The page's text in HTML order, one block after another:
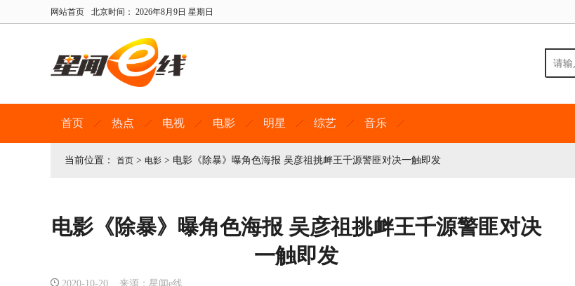
网站首页 北京时间： 2026年8月9日 星期日
首页 热点 电视 电影 明星 综艺 音乐
当前位置： 首页 > 电影 > 电影《除暴》曝角色海报 吴彦祖挑衅王千源警匪对决一触即发
电影《除暴》曝角色海报 吴彦祖挑衅王千源警匪对决
一触即发
2020-10-20 来源：星闻e线